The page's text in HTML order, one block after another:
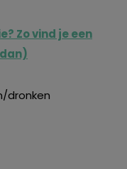
Zo vind je een
dronken